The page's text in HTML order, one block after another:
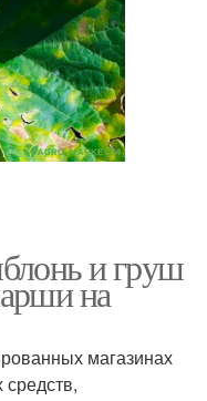
и груш
на
магазинах